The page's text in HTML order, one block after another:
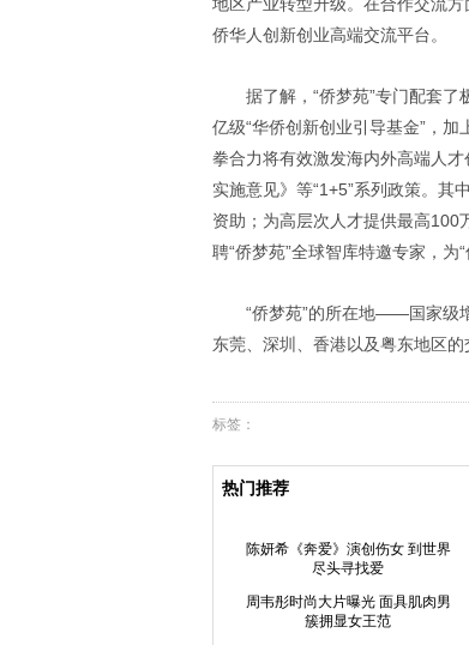
侨华人创新创业高端交流平台。
据了解，“侨梦苑”专门配套
亿级“华侨创新创业引导基金”，
拳合力将有效激发海内外高端人
实施意见》等“1+5”系列政策。其
资助；为高层次人才提供最高100
聘“侨梦苑”全球智库特邀专家，为
“侨梦苑”的所在地——国家级
东莞、深圳、香港以及粤东地区
标签：
热门推荐
陈妍希《奔爱》演创伤女 到世界
尽头寻找爱
周韦彤时尚大片曝光 面具肌肉男
簇拥显女王范